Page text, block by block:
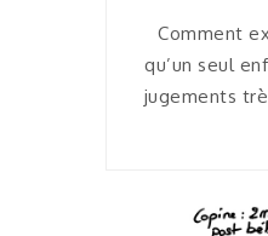
Comment
qu’un seul
jugements